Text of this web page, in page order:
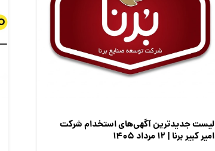
لیست جدیدترین آگهی‌های استخدام شرکت
امیر کبیر برنا | ۱۲ مرداد ۱۴۰۵